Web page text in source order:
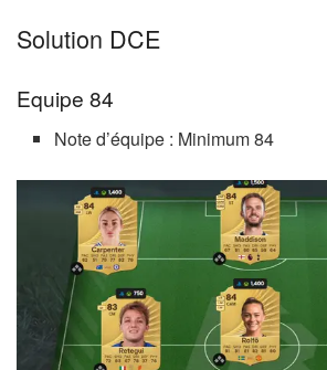
Solution DCE
Equipe 84
Note d’équipe : Minimum 84